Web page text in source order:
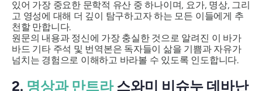
있어 가장 중요한 문학적 유산 중 하나이며, 요가, 명상, 그리
고 영성에 대해 더 깊이 탐구하고자 하는 모든 이들에게 추
천할 만합니다.
원문의 내용과 정신에 가장 충실한 것으로 알려진 이 바가
바드 기타 주석 및 번역본은 독자들이 삶을 기쁨과 자유가
넘치는 경험으로 이해하고 바라볼 수 있도록 인도합니다.
2. 명상과 만트라스와미 비슈누 데바난